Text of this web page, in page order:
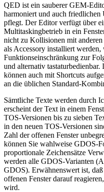
QED ist ein sauberer GEM-
harmoniert und auch
pflegt. Der Editor verfügt über
Multitaskingbetrieb in ein
nicht zu Kollisionen mit
als Accessory installiert werden,
Funktionseinschränkung zur
und alternativ
können auch mit Shortcuts
an die üblichen Standard-
Sämtliche Texte werden durch
erscheint der Text in einem
TOS-Versionen bis zu sieben
in den neuen TOS-Versionen
Zahl der offenen Fenster
können Sie wahlweise GDOS-
proportionale Zeichensätze
werden alle GDOS-Varianten
GDOS). Erwähnenswert ist,
offenen Fenster darauf
wird.